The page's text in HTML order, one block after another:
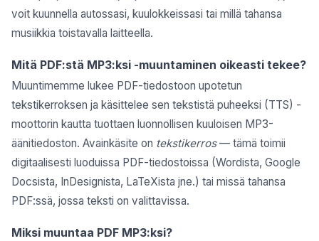
voit kuunnella autossasi, kuulokkeissasi tai millä tahansa
musiikkia toistavalla laitteella.
Mitä PDF:stä MP3:ksi -muuntaminen oikeasti tekee?
Muuntimemme lukee PDF-tiedostoon upotetun
tekstikerroksen ja käsittelee sen tekstistä puheeksi (TTS) -
moottorin kautta tuottaen luonnollisen kuuloisen MP3-
äänitiedoston. Avainkäsite on tekstikerros— tämä toimii
digitaalisesti luoduissa PDF-tiedostoissa (Wordista, Google
Docsista, InDesignista, LaTeXista jne.) tai missä tahansa
PDF:ssä, jossa teksti on valittavissa.
Miksi muuntaa PDF MP3:ksi?